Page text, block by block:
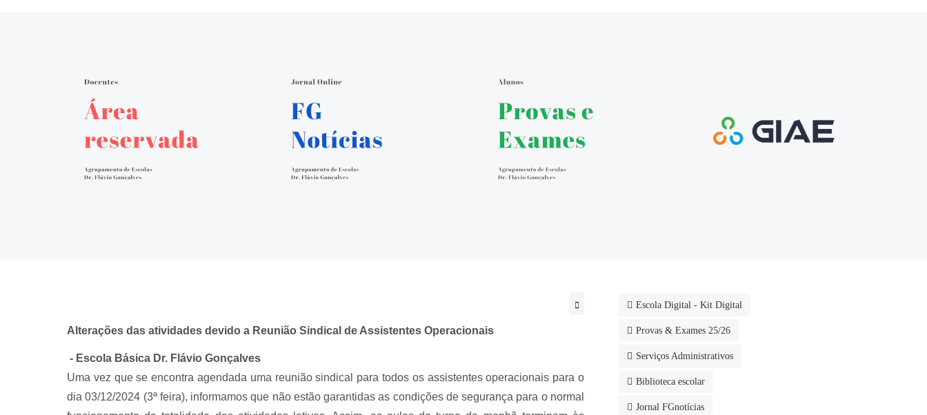
Alterações das atividades devido a Reunião Sindical de Assistentes Operacionais
- Escola Básica Dr. Flávio Gonçalves
Uma vez que se encontra agendada uma reunião sindical para todos os assistentes operacionais para o
dia 03/12/2024 (3ª feira), informamos que não estão garantidas as condições de segurança para o normal
Escola Digital - Kit Digital
Provas & Exames 25/26
Serviços Administrativos
Biblioteca escolar
Jornal FGnotícias